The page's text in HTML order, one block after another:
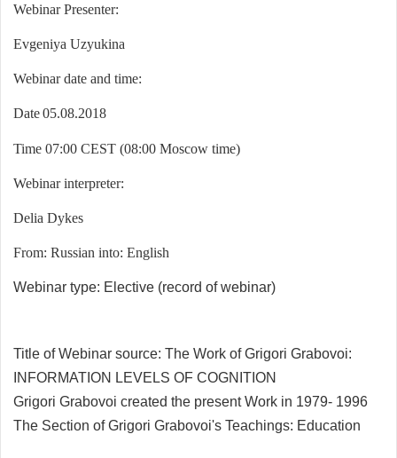
Webinar Presenter:
Evgeniya Uzyukina
Webinar date and time:
Date05.08.2018
Time 07:00 CEST (08:00 Moscow time)
Webinar interpreter:
Delia Dykes
From: Russian into: English
Webinar type: Elective (record of webinar)
Title of Webinar source: The Work of Grigori Grabovoi:
INFORMATION LEVELS OF COGNITION
Grigori Grabovoi created the present Work in 1979- 1996
The Section of Grigori Grabovoi's Teachings: Education